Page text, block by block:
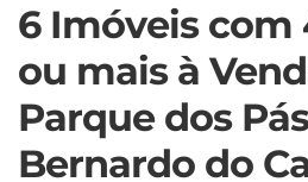
6 Imóveis com
ou mais à
Parque dos
Bernardo do